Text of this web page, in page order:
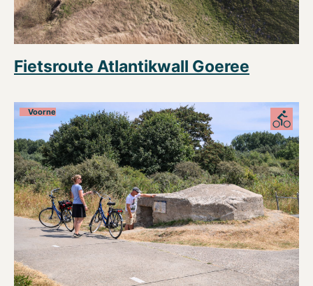
Fietsroute Atlantikwall Goeree
Voorne